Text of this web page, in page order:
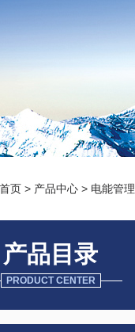
首页 > 产品中心 > 电能管理
产品目录
PRODUCT CENTER